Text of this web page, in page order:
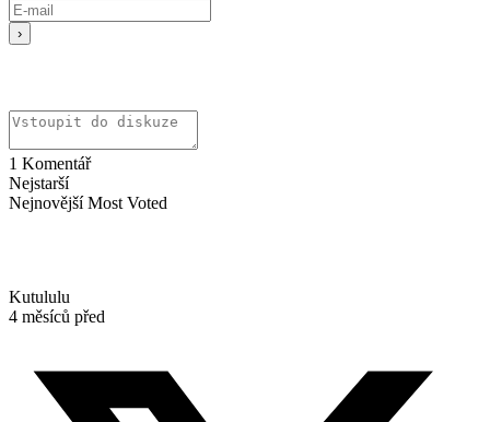
1 Komentář
Nejstarší
Nejnovější Most Voted
Kutululu
4 měsíců před